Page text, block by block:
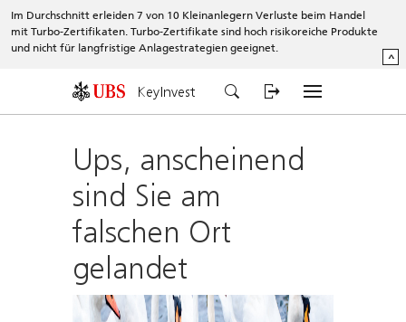
Im Durchschnitt erleiden 7 von 10 Kleinanlegern Verluste beim Handel
mit Turbo-Zertifikaten. Turbo-Zertifikate sind hoch risikoreiche Produkte
und nicht für langfristige Anlagestrategien geeignet.
^
KeyInvest
Ups, anscheinend
sind Sie am
falschen Ort
gelandet